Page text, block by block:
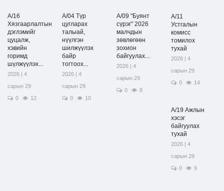
А/16
Хязгаарлалтын
дэглэмийг
цуцалж,
хэвийн
горимд
шүлжүүлэх...
2026 | 4
сарын 29
0
12
А/04 Түр
цугларах
талыай,
нүүлгэн
шилжүүлэх
байр
тогтоох...
2026 | 4
сарын 29
0
10
А/09 "Буянт
сүрэг" 2026
малчдын
зөвлөгөөн
зохион
байгуулах...
2026 | 4
сарын 29
0
8
А/11
Устгалын
комисс
томилох
тухай
2026 | 4
сарын 29
0
14
А/19 Ажлын
хэсэг
байгуулах
тухай
2026 | 4
сарын 29
0
9